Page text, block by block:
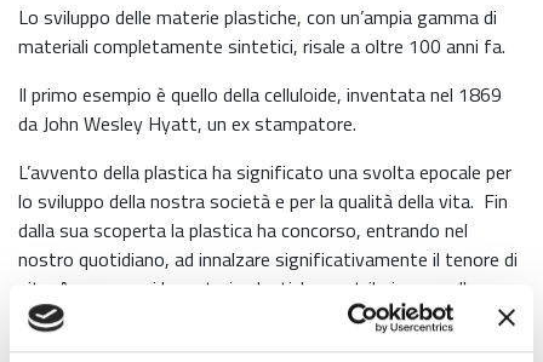
Lo sviluppo delle materie plastiche, con un’ampia gamma di
materiali completamente sintetici, risale a oltre 100 anni fa.
Il primo esempio è quello della celluloide, inventata nel 1869
da John Wesley Hyatt, un ex stampatore.
L’avvento della plastica ha significato una svolta epocale per
lo sviluppo della nostra società e per la qualità della vita. Fin
dalla sua scoperta la plastica ha concorso, entrando nel
nostro quotidiano, ad innalzare significativamente il tenore di
vita. Ancora oggi le materie plastiche contribuiscono alla
nostra sicurezza, al nostro benessere: la plastica è
indispensabile, non possiamo farne a meno, consente un